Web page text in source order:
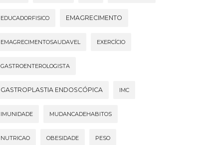
EDUCADORFISICO EMAGRECIMENTO
EMAGRECIMENTOSAUDAVEL EXERCÍCIO
GASTROENTEROLOGISTA
GASTROPLASTIA ENDOSCÓPICA IMC
IMUNIDADE MUDANCADEHABITOS
NUTRICAO OBESIDADE PESO